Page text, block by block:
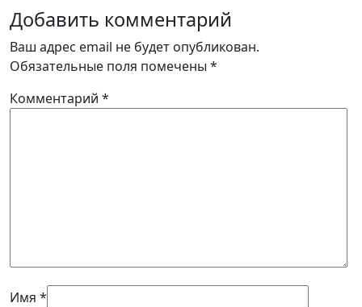
Добавить комментарий
Ваш адрес email не будет опубликован.
Обязательные поля помечены *
Комментарий *
Имя *